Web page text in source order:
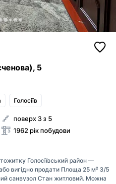
5
Голосіїв
поверх 3 з 5
1962 рік побудови
Голосіївський район —
вигідно продати Площа 25 м² 3/5
санвузол Стан житловий. Можна